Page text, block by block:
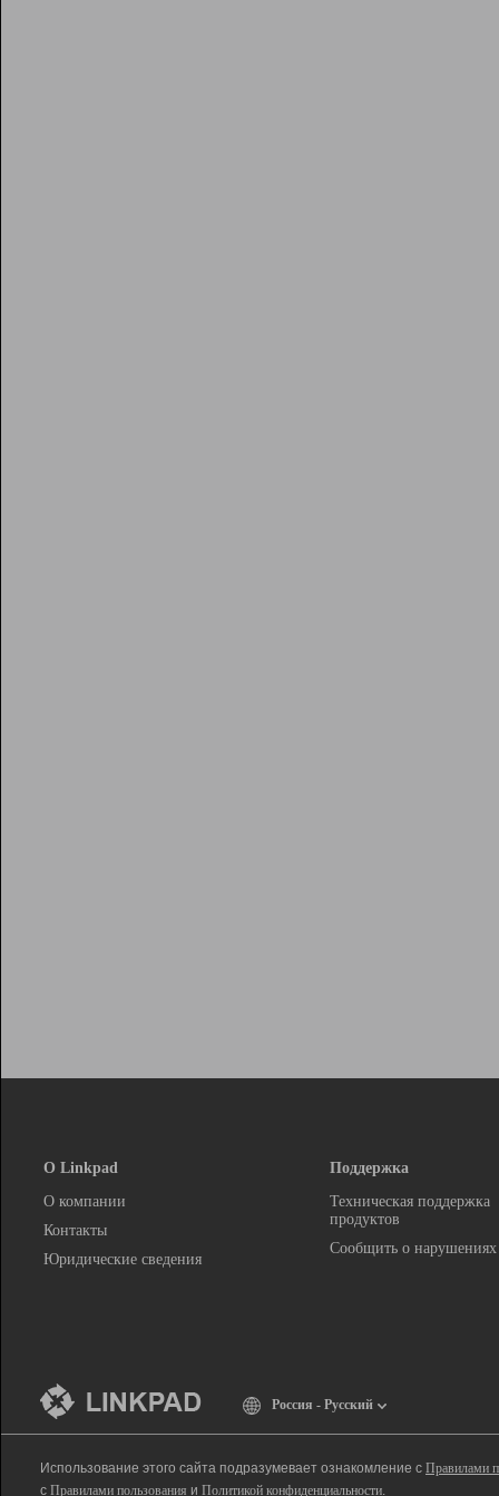
О Linkpad
О компании
Контакты
Юридические сведения
Поддержка
Техническая поддержка
продуктов
Сообщить о нарушениях
Россия - Русский
Использование этого сайта подразумевает ознакомление с Правилами
с Правилами пользования и Политикой конфиденциальности.